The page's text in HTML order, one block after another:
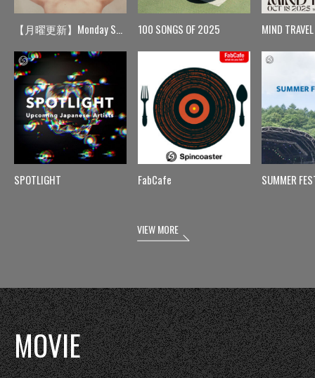
【月曜更新】Monday Spin
SPOTLIGHT
100 SONGS OF 2025
FabCafe
MIND TRAVEL
SUMMER
VIEW MORE
MOVIE